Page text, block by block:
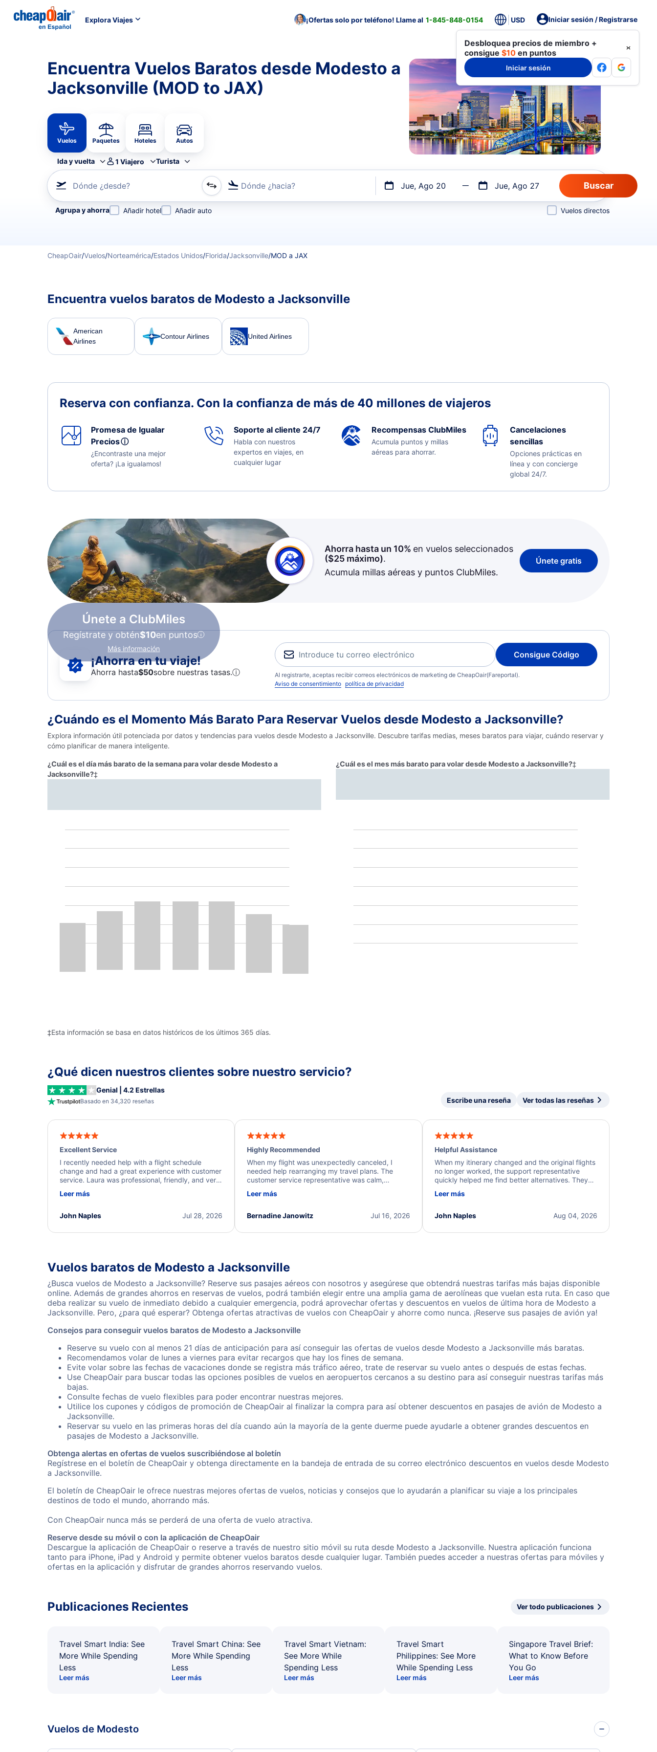
Explora Viajes ¡Ofertas solo por teléfono! Llame al 1-845-848-0154 USD Iniciar sesión / Registrarse
Desbloquea precios de miembro +
consigue $10 en puntos
Iniciar sesión
Encuentra Vuelos Baratos desde Modesto a
Jacksonville (MOD to JAX)
Vuelos Paquetes Hoteles Autos
Ida y vuelta 1 Viajero Turista
Dónde ¿desde? Dónde ¿hacia? Jue, Ago 20 Jue, Ago 27
Refina tu búsqueda por aerolínea, por ciudad o aeropuerto o por vuelos directos
Agrupa y ahorra Añadir hotel Añadir auto Vuelos directos
CheapOair/Vuelos/Norteamérica/Estados Unidos/Florida/Jacksonville/MOD a JAX
Encuentra vuelos baratos de Modesto a Jacksonville
American
Airlines
Contour Airlines United Airlines
Reserva con confianza. Con la confianza de más de 40 millones de viajeros
Promesa de Igualar
Preciosⓘ
¿Encontraste una mejor
oferta? ¡La igualamos!
Soporte al cliente 24/7
Habla con nuestros
expertos en viajes, en
cualquier lugar
Recompensas ClubMiles
Acumula puntos y millas
aéreas para ahorrar.
Cancelaciones
sencillas
Opciones prácticas en
línea y con concierge
global 24/7.
Únete a ClubMiles
Regístrate y obtén$10en puntos
Más información
Ahorra hasta un 10% en vuelos seleccionados
($25máximo).
Acumula millas aéreas y puntos ClubMiles.
Únete gratis
¡Ahorra en tu viaje!
Ahorra hasta$50sobre nuestras tasas.ⓘ
Consigue Código
Al registrarte, aceptas recibir correos electrónicos de marketing de CheapOair(Fareportal).
Aviso de consentimiento política de privacidad
¿Cuándo es el Momento Más Barato Para Reservar Vuelos desde Modesto a Jacksonville?
Explora información útil potenciada por datos y tendencias para vuelos desde Modesto a Jacksonville. Descubre tarifas medias, meses baratos para viajar, cuándo reservar y
cómo planificar de manera inteligente.
¿Cuál es el día más barato de la semana para volar desde Modesto a
Jacksonville?‡
¿Cuál es el mes más barato para volar desde Modesto a Jacksonville?‡
‡Esta información se basa en datos históricos de los últimos 365 días.
¿Qué dicen nuestros clientes sobre nuestro servicio?
Genial | 4.2 Estrellas
Basado en 34,320 reseñas Escribe una reseña Ver todas las reseñas
Excellent Service
I recently needed help with a flight schedule
change and had a great experience with customer
service. Laura was professional, friendly, and very
a solution and kept me informed of the next steps.
Leer más
Jul 28, 2026
John Naples
Highly Recommended
When my flight was unexpectedly canceled, I
needed help rearranging my travel plans. The
customer service representative was calm,
process. They quickly found alternative flight
I truly appreciate the excellent support and
Leer más
Jul 16, 2026
Bernadine Janowitz
Helpful Assistance
When my itinerary changed and the original flights
no longer worked, the support representative
quickly helped me find better alternatives. They
beyond to resolve the issue. I'm grateful for the
Leer más
Aug 04, 2026
John Naples
Vuelos baratos de Modesto a Jacksonville
¿Busca vuelos de Modesto a Jacksonville? Reserve sus pasajes aéreos con nosotros y asegúrese que obtendrá nuestras tarifas más bajas disponible
online. Además de grandes ahorros en reservas de vuelos, podrá también elegir entre una amplia gama de aerolíneas que vuelan esta ruta. En caso que
deba realizar su vuelo de inmediato debido a cualquier emergencia, podrá aprovechar ofertas y descuentos en vuelos de última hora de Modesto a
Jacksonville. Pero, ¿para qué esperar? Obtenga ofertas atractivas de vuelos con CheapOair y ahorre como nunca. ¡Reserve sus pasajes de avión ya!
Consejos para conseguir vuelos baratos de Modesto a Jacksonville
Reserve su vuelo con al menos 21 días de anticipación para así conseguir las ofertas de vuelos desde Modesto a Jacksonville más baratas.
Recomendamos volar de lunes a viernes para evitar recargos que hay los fines de semana.
Evite volar sobre las fechas de vacaciones donde se registra más tráfico aéreo, trate de reservar su vuelo antes o después de estas fechas.
Use CheapOair para buscar todas las opciones posibles de vuelos en aeropuertos cercanos a su destino para así conseguir nuestras tarifas más
bajas.
Consulte fechas de vuelo flexibles para poder encontrar nuestras mejores.
Utilice los cupones y códigos de promoción de CheapOair al finalizar la compra para así obtener descuentos en pasajes de avión de Modesto a
Jacksonville.
Reservar su vuelo en las primeras horas del día cuando aún la mayoría de la gente duerme puede ayudarle a obtener grandes descuentos en
pasajes de Modesto a Jacksonville.
Obtenga alertas en ofertas de vuelos suscribiéndose al boletín
Regístrese en el boletín de CheapOair y obtenga directamente en la bandeja de entrada de su correo electrónico descuentos en vuelos desde Modesto
a Jacksonville.
El boletín de CheapOair le ofrece nuestras mejores ofertas de vuelos, noticias y consejos que lo ayudarán a planificar su viaje a los principales
destinos de todo el mundo, ahorrando más.
Con CheapOair nunca más se perderá de una oferta de vuelo atractiva.
Reserve desde su móvil o con la aplicación de CheapOair
Descargue la aplicación de CheapOair o reserve a través de nuestro sitio móvil su ruta desde Modesto a Jacksonville. Nuestra aplicación funciona
tanto para iPhone, iPad y Android y permite obtener vuelos baratos desde cualquier lugar. También puedes acceder a nuestras ofertas para móviles y
ofertas en la aplicación y disfrutar de grandes ahorros reservando vuelos.
Publicaciones Recientes Ver todo publicaciones
Travel Smart India: See
More While Spending
Less
Leer más
Travel Smart China: See
More While Spending
Less
Leer más
Travel Smart Vietnam:
See More While
Spending Less
Leer más
Travel Smart
Philippines: See More
While Spending Less
Leer más
Singapore Travel Brief:
What to Know Before
You Go
Leer más
Vuelos de Modesto